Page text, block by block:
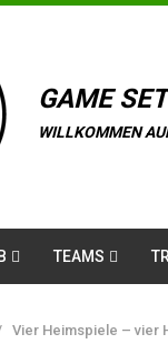
GAME
WILLKOMMEN
TEAMS
Vier Heimspiele – vier